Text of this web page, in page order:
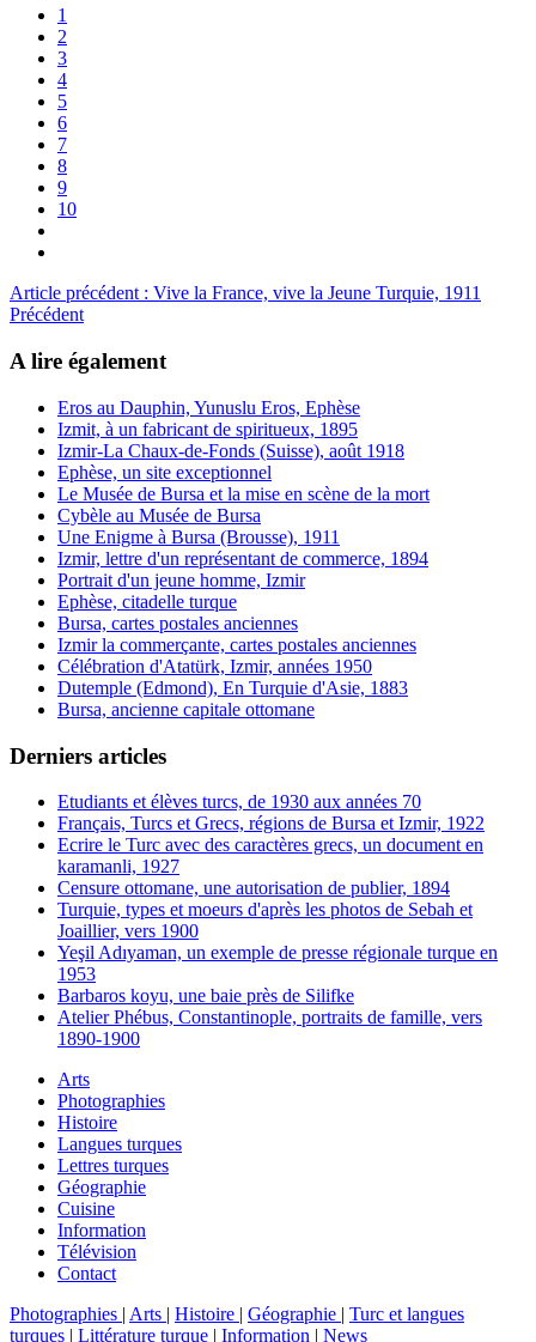
1
2
3
4
5
6
7
8
9
10
Article précédent : Vive la France, vive la Jeune Turquie, 1911
Précédent
A lire également
Eros au Dauphin, Yunuslu Eros, Ephèse
Izmit, à un fabricant de spiritueux, 1895
Izmir-La Chaux-de-Fonds (Suisse), août 1918
Ephèse, un site exceptionnel
Le Musée de Bursa et la mise en scène de la mort
Cybèle au Musée de Bursa
Une Enigme à Bursa (Brousse), 1911
Izmir, lettre d'un représentant de commerce, 1894
Portrait d'un jeune homme, Izmir
Ephèse, citadelle turque
Bursa, cartes postales anciennes
Izmir la commerçante, cartes postales anciennes
Célébration d'Atatürk, Izmir, années 1950
Dutemple (Edmond), En Turquie d'Asie, 1883
Bursa, ancienne capitale ottomane
Derniers articles
Etudiants et élèves turcs, de 1930 aux années 70
Français, Turcs et Grecs, régions de Bursa et Izmir, 1922
Ecrire le Turc avec des caractères grecs, un document en
karamanli, 1927
Censure ottomane, une autorisation de publier, 1894
Turquie, types et moeurs d'après les photos de Sebah et
Joaillier, vers 1900
Yeşil Adıyaman, un exemple de presse régionale turque en
1953
Barbaros koyu, une baie près de Silifke
Atelier Phébus, Constantinople, portraits de famille, vers
1890-1900
Arts
Photographies
Histoire
Langues turques
Lettres turques
Géographie
Cuisine
Information
Télévision
Contact
Photographies | Arts | Histoire | Géographie | Turc et langues
turques | Littérature turque | Information | News